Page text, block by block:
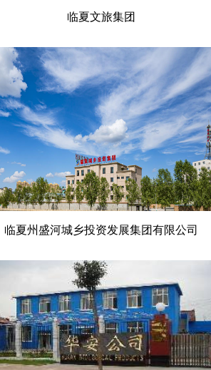
临夏文旅集团
临夏州盛河城乡投资发展集团有限公司